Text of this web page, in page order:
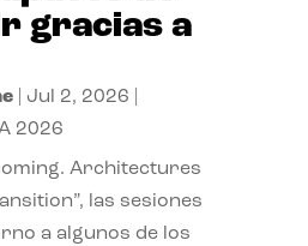
gracias a
| Jul 2, 2026
2026
Architectures
las sesiones
a algunos de los